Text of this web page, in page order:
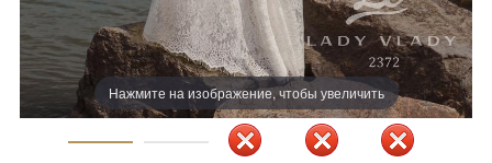
Нажмите на изображение, чтобы увеличить